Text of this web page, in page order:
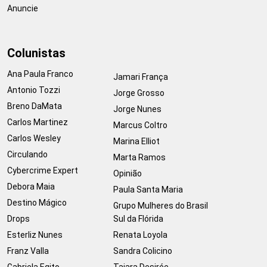
Anuncie
Colunistas
Ana Paula Franco
Antonio Tozzi
Breno DaMata
Carlos Martinez
Carlos Wesley
Circulando
Cybercrime Expert
Debora Maia
Destino Mágico
Drops
Esterliz Nunes
Franz Valla
Jamari França
Jorge Grosso
Jorge Nunes
Marcus Coltro
Marina Elliot
Marta Ramos
Opinião
Paula Santa Maria
Grupo Mulheres do Brasil
Sul da Flórida
Renata Loyola
Sandra Colicino